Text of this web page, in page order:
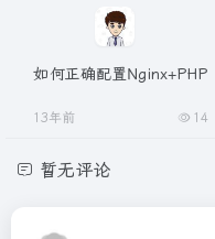
如何正确配置Nginx+PHP
13年前 14
暂无评论